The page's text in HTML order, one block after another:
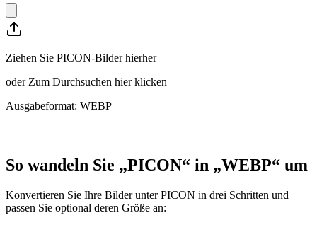
Ziehen Sie PICON-Bilder hierher
oder Zum Durchsuchen hier klicken
Ausgabeformat: WEBP
So wandeln Sie „PICON“ in „WEBP“ um
Konvertieren Sie Ihre Bilder unter PICON in drei Schritten und
passen Sie optional deren Größe an: